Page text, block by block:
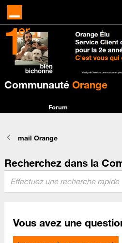
Communauté Orange
Forum
mail Orange
Recherchez dans la
Vous avez une